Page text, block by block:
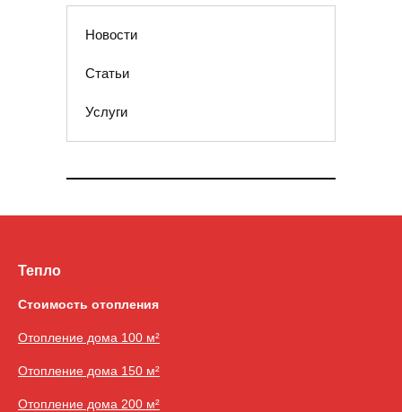
Новости
Статьи
Услуги
Тепло
Стоимость отопления
Отопление дома 100 м²
Отопление дома 150 м²
Отопление дома 200 м²